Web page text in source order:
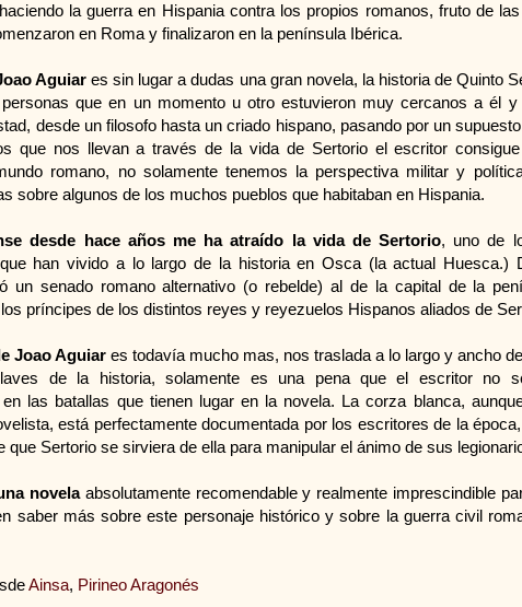
la guerra en Hispania contra los propios romanos, fruto de
en Roma y finalizaron en la península Ibérica.
Aguiar es sin lugar a dudas una gran novela, la historia de Quinto
que en un momento u otro estuvieron muy cercanos a él
desde un filosofo hasta un criado hispano, pasando por un
que nos llevan a través de la vida de Sertorio el escritor
romano, no solamente tenemos la perspectiva militar y
sobre algunos de los muchos pueblos que habitaban en Hispania.
desde hace años me ha atraído la vida de Sertorio, uno de
han vivido a lo largo de la historia en Osca (la actual Huesca.)
un senado romano alternativo (o rebelde) al de la capital de la
príncipes de los distintos reyes y reyezuelos Hispanos aliados de
Joao Aguiar es todavía mucho mas, nos traslada a lo largo y ancho
de la historia, solamente es una pena que el escritor no
en las batallas que tienen lugar en la novela. La corza blanca,
está perfectamente documentada por los escritores de la
que Sertorio se sirviera de ella para manipular el ánimo de sus
novelaabsolutamente recomendable y realmente imprescindible
saber más sobre este personaje histórico y sobre la guerra civil
Ainsa, Pirineo Aragonés